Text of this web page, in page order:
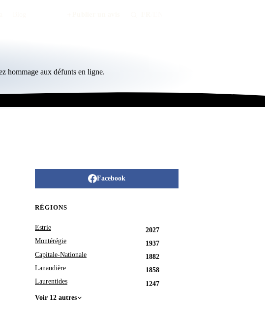
hommage aux défunts en ligne.
Facebook
RÉGIONS
Estrie
2027
Montérégie
1937
Capitale-Nationale
1882
Lanaudière
1858
Laurentides
1247
Voir 12 autres